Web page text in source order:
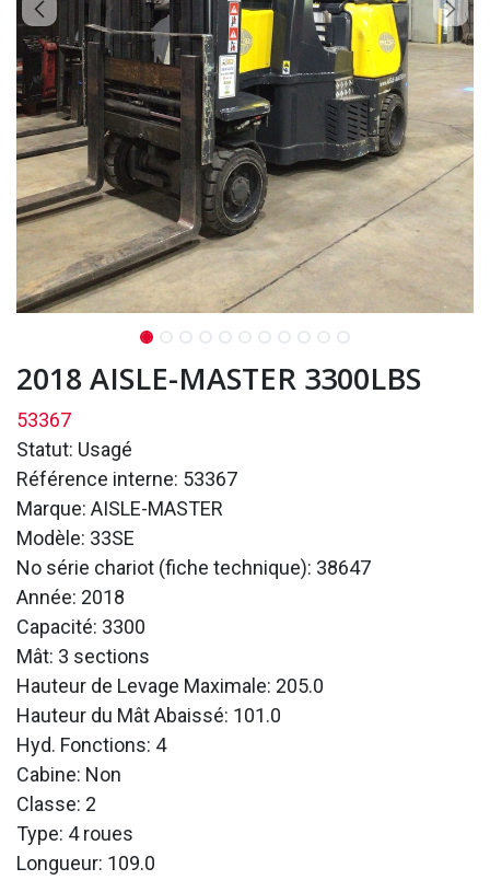
2018 AISLE-MASTER 3300LBS
53367
Statut: Usagé
Référence interne: 53367
Marque: AISLE-MASTER
Modèle: 33SE
No série chariot (fiche technique): 38647
Année: 2018
Capacité: 3300
Mât: 3 sections
Hauteur de Levage Maximale: 205.0
Hauteur du Mât Abaissé: 101.0
Hyd. Fonctions: 4
Cabine: Non
Classe: 2
Type: 4 roues
Longueur: 109.0